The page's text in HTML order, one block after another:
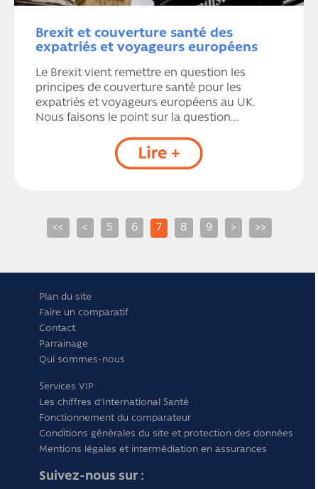
Brexit et couverture santé des
expatriés et voyageurs européens
Le Brexit vient remettre en question les
principes de couverture santé pour les
expatriés et voyageurs européens au UK.
Nous faisons le point sur la question...
<< < 5 6 7 8 9 > >>
Plan du site
Faire un comparatif
Contact
Parrainage
Qui sommes-nous
Services VIP
Les chiffres d'International Santé
Fonctionnement du comparateur
Conditions générales du site et protection des données
Mentions légales et intermédiation en assurances
Suivez-nous sur :